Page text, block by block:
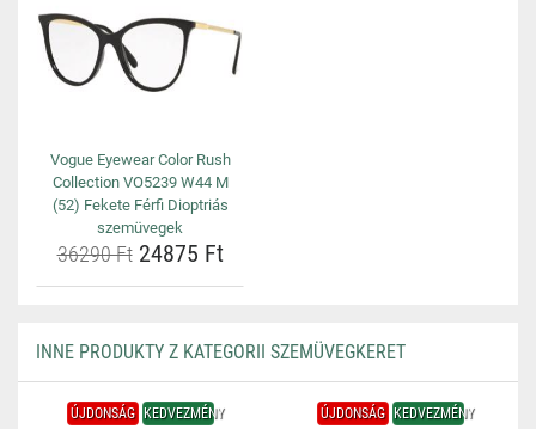
Vogue Eyewear Color Rush
Collection VO5239 W44 M
(52) Fekete Férfi Dioptriás
szemüvegek
36290 Ft24875 Ft
INNE PRODUKTY Z KATEGORII SZEMÜVEGKERET
ÚJDONSÁG KEDVEZMÉNY ÚJDONSÁG KEDVEZMÉNY